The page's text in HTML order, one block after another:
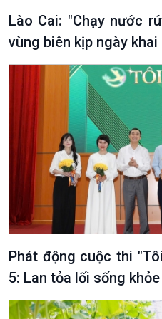
Lào Cai: "Chạy nước
vùng biên kịp ngày khai
Phát động cuộc thi
5: Lan tỏa lối sống